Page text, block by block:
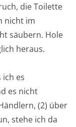
die Toilette
nicht im
säubern. Hole
heraus.
es
es nicht
(2) über
stehe ich da